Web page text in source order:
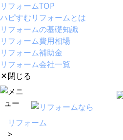
リフォームTOP
ハピすむリフォームとは
リフォームの基礎知識
リフォーム費用相場
リフォーム補助金
リフォーム会社一覧
閉じる
リフォーム
>